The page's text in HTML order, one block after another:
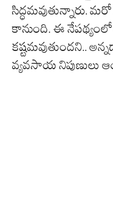
సిద్ధమవుతున్నారు.
కానుంది. ఈ
కష్టమవుతుందని..
వ్యవసాయ నిపుణులు